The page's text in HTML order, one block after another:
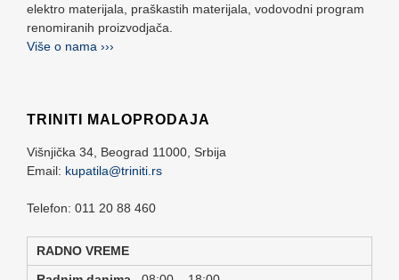
elektro materijala, praškastih materijala, vodovodni program
renomiranih proizvodjača.
Više o nama ›››
TRINITI MALOPRODAJA
Višnjička 34, Beograd 11000, Srbija
Email: kupatila@triniti.rs
Telefon: 011 20 88 460
RADNO VREME